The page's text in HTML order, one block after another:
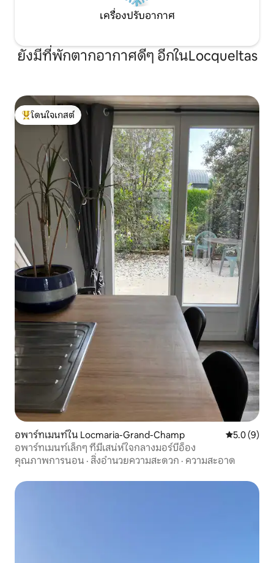
เครื่องปรับอากาศ
ยังมีที่พักตากอากาศดีๆ อีกในLocqueltas
โดนใจเกสต์ที่สุด
โดนใจเกสต์
อพาร์ทเมนท์ใน Locmaria-Grand-Champ คะแนนเฉลี่
5.0 (9)
อพาร์ทเมนท์เล็กๆ ที่มีเสน่ห์ใจกลางมอร์บีอ็อง
คุณภาพการนอน · สิ่งอำนวยความสะดวก · ความสะอาด